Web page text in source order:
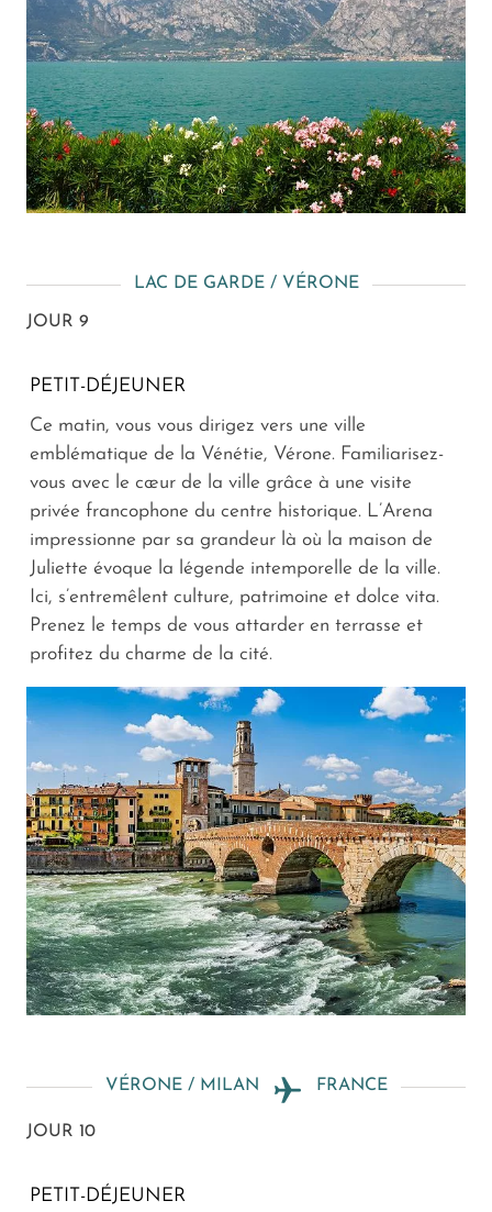
LAC DE GARDE / VÉRONE
JOUR 9
PETIT-DÉJEUNER
Ce matin, vous vous dirigez vers une ville
emblématique de la Vénétie, Vérone. Familiarisez-
vous avec le cœur de la ville grâce à une visite
privée francophone du centre historique. L’Arena
impressionne par sa grandeur là où la maison de
Juliette évoque la légende intemporelle de la ville.
Ici, s’entremêlent culture, patrimoine et dolce vita.
Prenez le temps de vous attarder en terrasse et
profitez du charme de la cité.
VÉRONE / MILAN FRANCE
JOUR 10
PETIT-DÉJEUNER